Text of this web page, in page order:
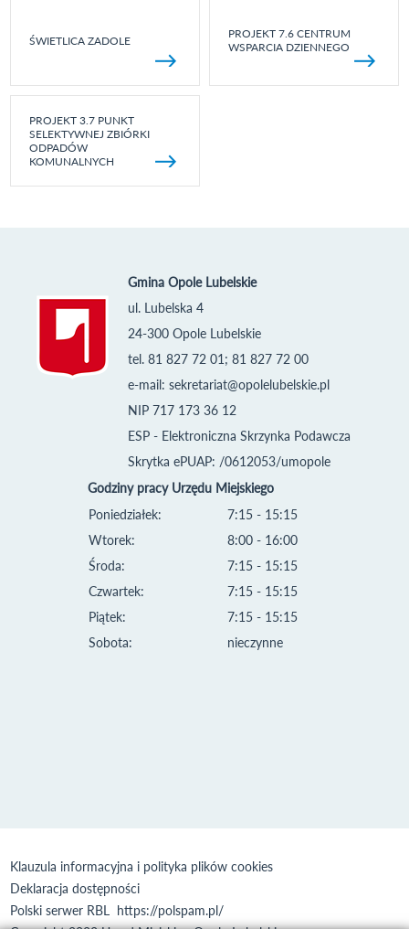
ŚWIETLICA ZADOLE
PROJEKT 7.6 CENTRUM
WSPARCIA DZIENNEGO
PROJEKT 3.7 PUNKT
SELEKTYWNEJ ZBIÓRKI
ODPADÓW
KOMUNALNYCH
Gmina Opole Lubelskie
ul. Lubelska 4
24-300 Opole Lubelskie
tel. 81 827 72 01; 81 827 72 00
e-mail: sekretariat@opolelubelskie.pl
NIP 717 173 36 12
ESP - Elektroniczna Skrzynka Podawcza
Skrytka ePUAP: /0612053/umopole
Godziny pracy Urzędu Miejskiego
Poniedziałek:
Wtorek:
Środa:
Czwartek:
Piątek:
Sobota:
7:15 - 15:15
8:00 - 16:00
7:15 - 15:15
7:15 - 15:15
7:15 - 15:15
nieczynne
Klauzula informacyjna i polityka plików cookies
Deklaracja dostępności
Polski serwer RBL https://polspam.pl/